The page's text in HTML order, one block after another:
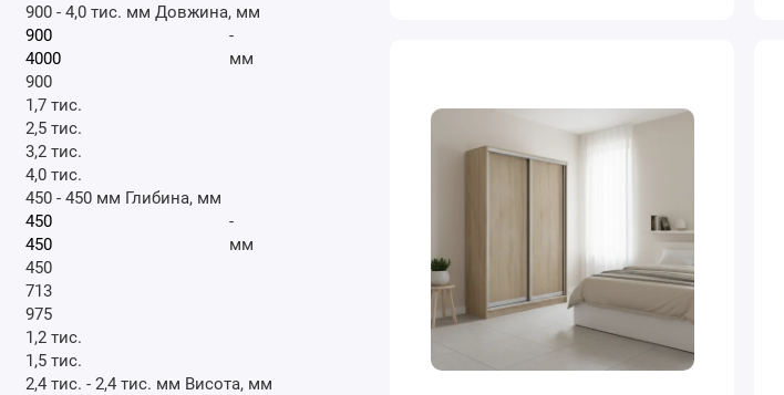
900- 4,0 тис. мм Довжина, мм
-
мм
900
1,7 тис.
2,5 тис.
3,2 тис.
4,0 тис.
450- 450мм Глибина, мм
-
мм
450
713
975
1,2 тис.
1,5 тис.
2,4 тис. - 2,4 тис. мм Висота, мм